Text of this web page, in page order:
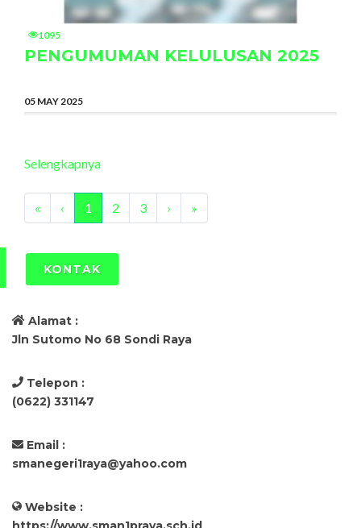
1095
PENGUMUMAN KELULUSAN 2025
05 MAY 2025
Selengkapnya
« ‹ 1 2 3 › »
KONTAK
Alamat :
Jln Sutomo No 68 Sondi Raya
Telepon :
(0622) 331147
Email :
smanegeri1raya@yahoo.com
Website :